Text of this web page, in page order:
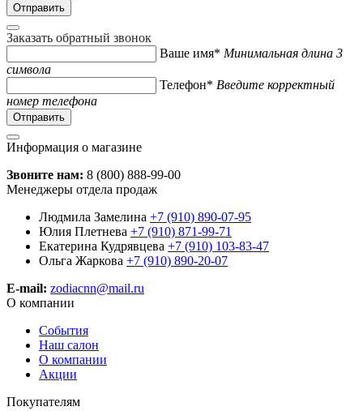
Заказать обратный звонок
Ваше имя* Минимальная длина 3
символа
Телефон* Введите корректный
номер телефона
Информация о магазине
Звоните нам: 8 (800) 888-99-00
Менеджеры отдела продаж
Людмила Замелина +7 (910) 890-07-95
Юлия Плетнева +7 (910) 871-99-71
Екатерина Кудрявцева +7 (910) 103-83-47
Ольга Жаркова +7 (910) 890-20-07
E-mail: zodiacnn@mail.ru
О компании
События
Наш салон
О компании
Акции
Покупателям